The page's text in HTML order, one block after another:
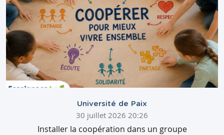
Université de Paix
30 juillet 2026 20:26
Installer la coopération dans un groupe